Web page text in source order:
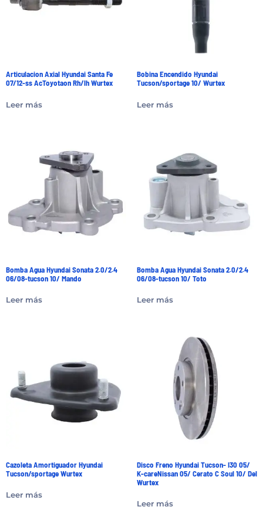
Articulacion Axial Hyundai Santa Fe
07/12-ss AcToyotaon Rh/lh Wurtex
Leer más
Bobina Encendido Hyundai
Tucson/sportage 10/ Wurtex
Leer más
Bomba Agua Hyundai Sonata 2.0/2.4
06/08-tucson 10/ Mando
Leer más
Bomba Agua Hyundai Sonata 2.0/2.4
06/08-tucson 10/ Toto
Leer más
Cazoleta Amortiguador Hyundai
Tucson/sportage Wurtex
Leer más
Disco Freno Hyundai Tucson- I30 05/
K-careNissan 05/ Cerato C Soul 10/ Del
Wurtex
Leer más